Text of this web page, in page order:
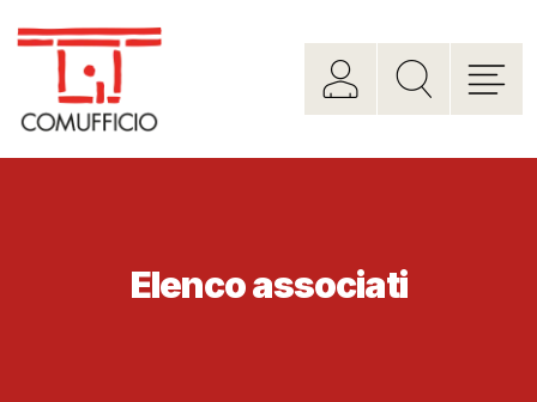
Elenco associati